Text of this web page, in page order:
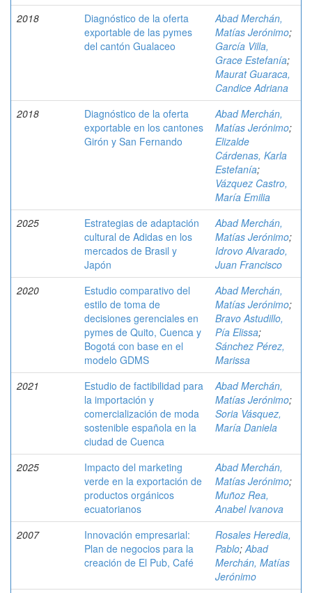
2018
Diagnóstico de la oferta
exportable de las pymes
del cantón Gualaceo
Abad Merchán,
Matías Jerónimo;
García Villa,
Grace Estefanía;
Maurat Guaraca,
Candice Adriana
2018
Diagnóstico de la oferta
exportable en los cantones
Girón y San Fernando
Abad Merchán,
Matías Jerónimo;
Elizalde
Cárdenas, Karla
Estefanía;
Vázquez Castro,
María Emilia
2025
Estrategias de adaptación
cultural de Adidas en los
mercados de Brasil y
Japón
Abad Merchán,
Matías Jerónimo;
Idrovo Alvarado,
Juan Francisco
2020
Estudio comparativo del
estilo de toma de
decisiones gerenciales en
pymes de Quito, Cuenca y
Bogotá con base en el
modelo GDMS
Abad Merchán,
Matías Jerónimo;
Bravo Astudillo,
Pía Elissa;
Sánchez Pérez,
Marissa
2021
Estudio de factibilidad para
la importación y
comercialización de moda
sostenible española en la
ciudad de Cuenca
Abad Merchán,
Matías Jerónimo;
Soria Vásquez,
María Daniela
2025
Impacto del marketing
verde en la exportación de
productos orgánicos
ecuatorianos
Abad Merchán,
Matías Jerónimo;
Muñoz Rea,
Anabel Ivanova
2007
Innovación empresarial:
Plan de negocios para la
creación de El Pub, Café
Rosales Heredia,
Pablo;Abad
Merchán, Matías
Jerónimo